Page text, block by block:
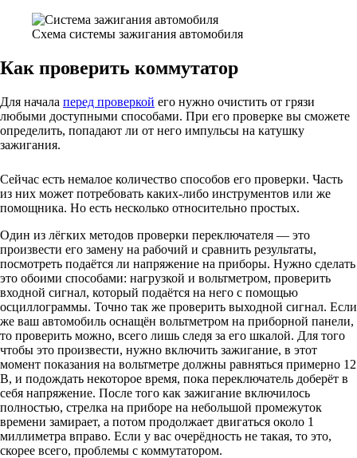
Схема системы зажигания автомобиля
Как проверить коммутатор
Для начала перед проверкой его нужно очистить от грязи
любыми доступными способами. При его проверке вы сможете
определить, попадают ли от него импульсы на катушку
зажигания.
Сейчас есть немалое количество способов его проверки. Часть
из них может потребовать каких-либо инструментов или же
помощника. Но есть несколько относительно простых.
Один из лёгких методов проверки переключателя — это
произвести его замену на рабочий и сравнить результаты,
посмотреть подаётся ли напряжение на приборы. Нужно сделать
это обоими способами: нагрузкой и вольтметром, проверить
входной сигнал, который подаётся на него с помощью
осциллограммы. Точно так же проверить выходной сигнал. Если
же ваш автомобиль оснащён вольтметром на приборной панели,
то проверить можно, всего лишь следя за его шкалой. Для того
чтобы это произвести, нужно включить зажигание, в этот
момент показания на вольтметре должны равняться примерно 12
В, и подождать некоторое время, пока переключатель доберёт в
себя напряжение. После того как зажигание включилось
полностью, стрелка на приборе на небольшой промежуток
времени замирает, а потом продолжает двигаться около 1
миллиметра вправо. Если у вас очерёдность не такая, то это,
скорее всего, проблемы с коммутатором.